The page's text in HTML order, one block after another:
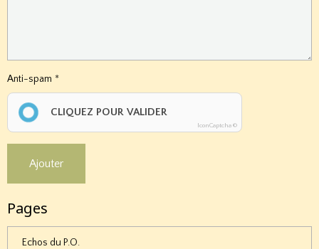
Anti-spam
CLIQUEZ POUR VALIDER
IconCaptcha ©
Ajouter
Pages
Echos du P.O.